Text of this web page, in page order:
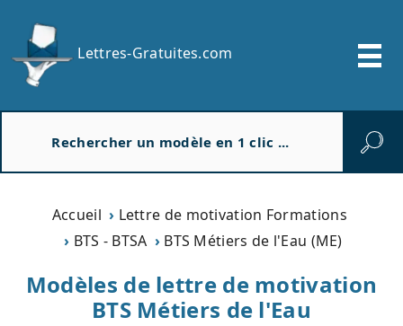
Lettres-Gratuites.com
Accueil
Lettre de motivation Formations
BTS - BTSA
BTS Métiers de l'Eau (ME)
Modèles de lettre de motivation
BTS Métiers de l'Eau